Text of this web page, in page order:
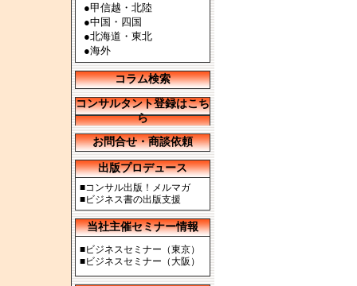
●甲信越・北陸
●中国・四国
●北海道・東北
●海外
コラム検索
コンサルタント登録はこち
ら
お問合せ・商談依頼
出版プロデュース
■コンサル出版！メルマガ
■ビジネス書の出版支援
当社主催セミナー情報
■ビジネスセミナー（東京）
■ビジネスセミナー（大阪）